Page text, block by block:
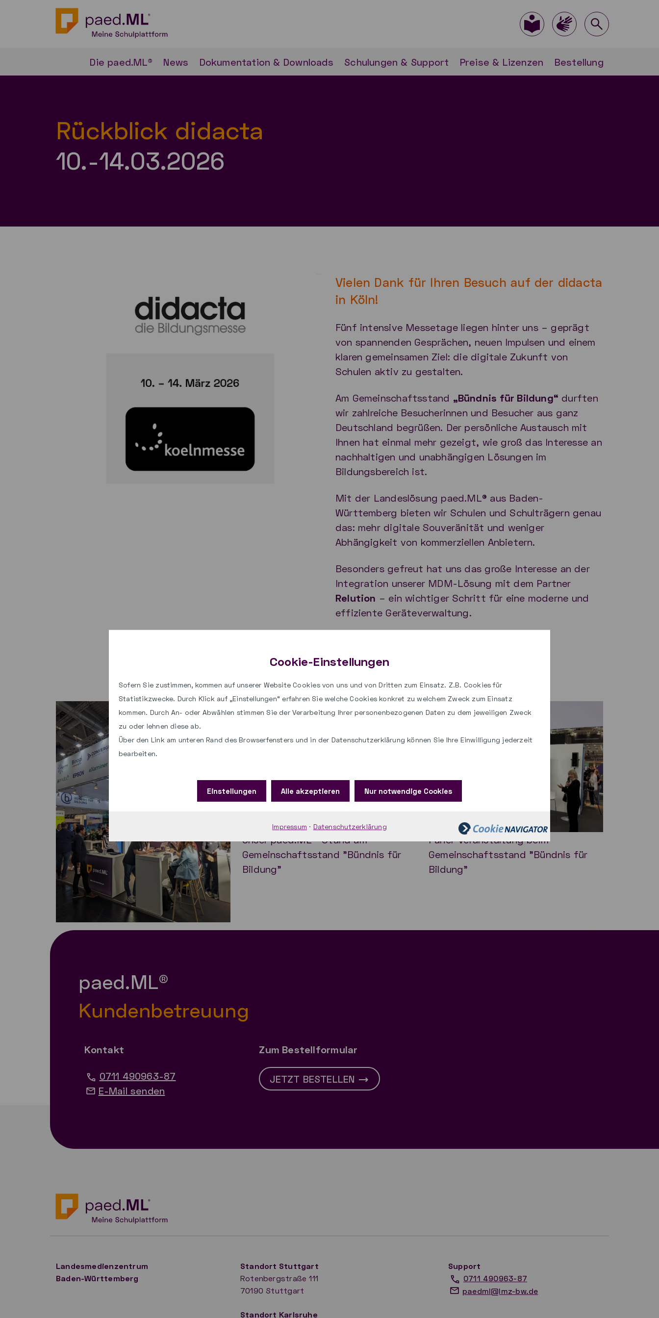
Cookie-Einstellungen
Sofern Sie zustimmen, kommen auf unserer Website Cookies von uns und von Dritten zum Einsatz. Z.B. Cookies für
Statistikzwecke. Durch Klick auf „Einstellungen“ erfahren Sie welche Cookies konkret zu welchem Zweck zum Einsatz
kommen. Durch An- oder Abwählen stimmen Sie der Verarbeitung Ihrer personenbezogenen Daten zu dem jeweiligen Zweck
zu oder lehnen diese ab.
Über den Link am unteren Rand des Browserfensters und in der Datenschutzerklärung können Sie Ihre Einwilligung jederzeit
bearbeiten.
Einstellungen Alle akzeptieren Nur notwendige Cookies
Impressum · Datenschutzerklärung
Die paed.ML® News Dokumentation & Downloads Schulungen & Support Preise & Lizenzen Bestellung
Rückblick didacta
10.-14.03.2026
Vielen Dank für Ihren Besuch auf der didacta
in Köln!
Fünf intensive Messetage liegen hinter uns – geprägt
von spannenden Gesprächen, neuen Impulsen und einem
klaren gemeinsamen Ziel: die digitale Zukunft von
Schulen aktiv zu gestalten.
Am Gemeinschaftsstand „Bündnis für Bildung“ durften
wir zahlreiche Besucherinnen und Besucher aus ganz
Deutschland begrüßen. Der persönliche Austausch mit
Ihnen hat einmal mehr gezeigt, wie groß das Interesse an
nachhaltigen und unabhängigen Lösungen im
Bildungsbereich ist.
Mit der Landeslösung paed.ML® aus Baden-
Württemberg bieten wir Schulen und Schulträgern genau
das: mehr digitale Souveränität und weniger
Abhängigkeit von kommerziellen Anbietern.
Besonders gefreut hat uns das große Interesse an der
Integration unserer MDM-Lösung mit dem Partner
Relution – ein wichtiger Schritt für eine moderne und
effiziente Geräteverwaltung.
Ein paar Eindrücke von der Messe:
Unser paed.ML®-Stand am
Gemeinschaftsstand "Bündnis für
Bildung"
Panel-Veranstaltung beim
Gemeinschaftsstand "Bündnis für
Bildung"
paed.ML®
Kundenbetreuung
Kontakt
0711 490963-87
E-Mail senden
Zum Bestellformular
JETZT BESTELLEN
Landesmedienzentrum
Baden-Württemberg
Standort Stuttgart
Rotenbergstraße 111
70190 Stuttgart
​Standort Karlsruhe
Support
0711 490963-87
paedml@lmz-bw.de